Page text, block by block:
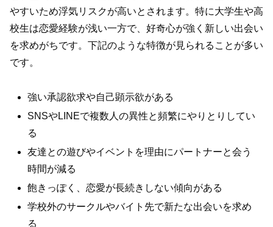
やすいため浮気リスクが高いとされます。特に大学生や高
校生は恋愛経験が浅い一方で、好奇心が強く新しい出会い
を求めがちです。下記のような特徴が見られることが多い
です。
強い承認欲求や自己顕示欲がある
SNSやLINEで複数人の異性と頻繁にやりとりしてい
る
友達との遊びやイベントを理由にパートナーと会う
時間が減る
飽きっぽく、恋愛が長続きしない傾向がある
学校外のサークルやバイト先で新たな出会いを求め
る